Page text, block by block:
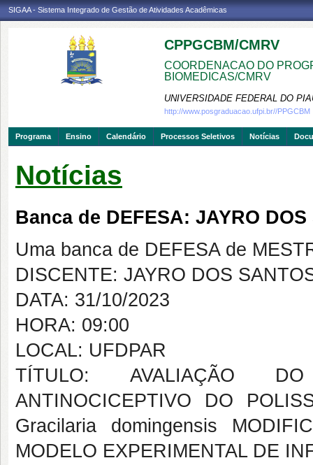
SIGAA - Sistema Integrado de Gestão de Atividades Acadêmicas
CPPGCBM/CMRV
COORDENACAO DO
BIOMEDICAS/CMRV
UNIVERSIDADE FEDERAL DO
http://www.posgraduacao.ufpi.br//PPGCBM
Programa Ensino Calendário Processos Seletivos Notícias
Notícias
Banca de DEFESA: JAYRO
Uma banca de DEFESA de
DISCENTE: JAYRO DOS
DATA: 31/10/2023
HORA: 09:00
LOCAL: UFDPAR
TÍTULO: AVALIAÇÃO
ANTINOCICEPTIVO DO
Gracilaria domingensis
MODELO EXPERIMENTAL DE